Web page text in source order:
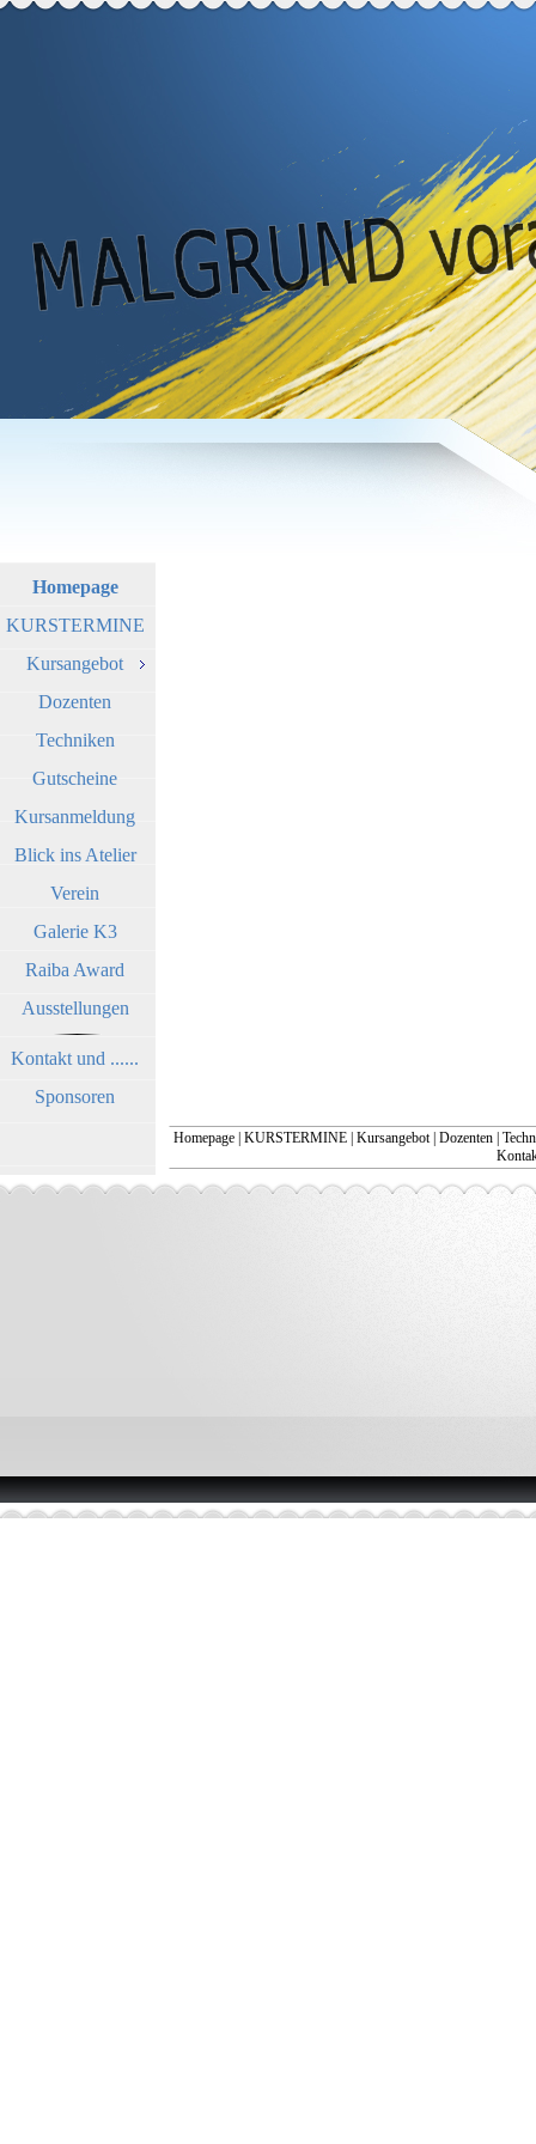
Homepage
KURSTERMINE
Kursangebot
Dozenten
Techniken
Gutscheine
Kursanmeldung
Blick ins Atelier
Verein
Galerie K3
Raiba Award
Ausstellungen
Kontakt und ......
Sponsoren
Homepage KURSTERMINE Kursangebot| Dozenten